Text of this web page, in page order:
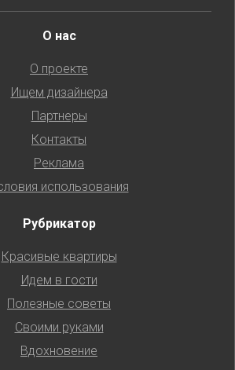
О нас
О проекте
Ищем дизайнера
Партнеры
Контакты
Реклама
использования
Рубрикатор
Красивые квартиры
Идем в гости
Полезные советы
Своими руками
Вдохновение